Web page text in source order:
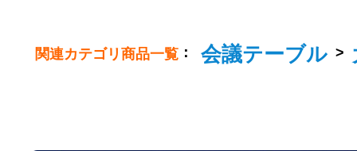
関連カテゴリ商品一覧 ： 会議テーブル >